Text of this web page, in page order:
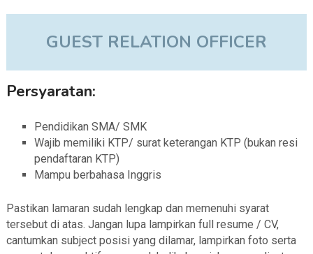
GUEST RELATION OFFICER
Persyaratan:
Pendidikan SMA/ SMK
Wajib memiliki KTP/ surat keterangan KTP (bukan resi
pendaftaran KTP)
Mampu berbahasa Inggris
Pastikan lamaran sudah lengkap dan memenuhi syarat
tersebut di atas. Jangan lupa lampirkan full resume / CV,
cantumkan subject posisi yang dilamar, lampirkan foto serta